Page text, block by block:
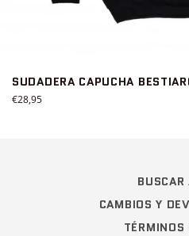
SUDADERA CAPUCHA
Precio
€28,95
BUSCAR
CAMBIOS Y
TÉRMINOS